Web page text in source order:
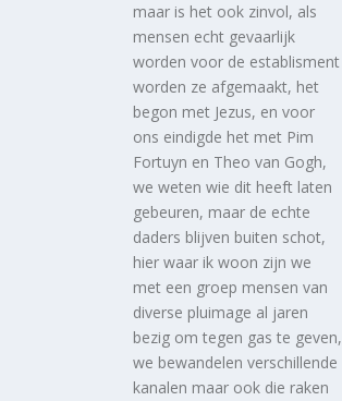
maar is het ook zinvol, als
mensen echt gevaarlijk
worden voor de establisment
worden ze afgemaakt, het
begon met Jezus, en voor
ons eindigde het met Pim
Fortuyn en Theo van Gogh,
we weten wie dit heeft laten
gebeuren, maar de echte
daders blijven buiten schot,
hier waar ik woon zijn we
met een groep mensen van
diverse pluimage al jaren
bezig om tegen gas te geven,
we bewandelen verschillende
kanalen maar ook die raken